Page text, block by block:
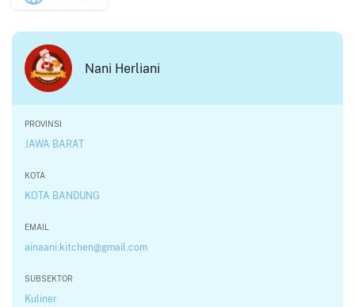
Nani Herliani
PROVINSI
JAWA BARAT
KOTA
KOTA BANDUNG
EMAIL
ainaani.kitchen@gmail.com
SUBSEKTOR
Kuliner